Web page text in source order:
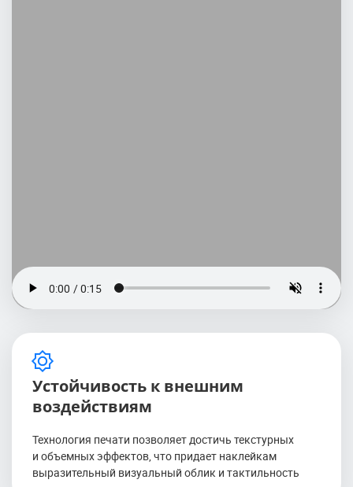
Устойчивость к внешним
воздействиям
Технология печати позволяет достичь текстурных
и объемных эффектов, что придает наклейкам
выразительный визуальный облик и тактильность